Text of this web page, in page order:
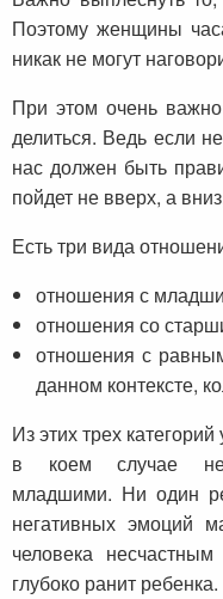
Поэтому женщины
никак не могут
При этом очень
делиться. Ведь если
нас должен быть
пойдет не вверх, а
Есть три вида
отношения с
отношения со
отношения с
данном контексте,
Из этих трех
в коем случае
младшими. Ни один
негативных эмоций
человека
глубоко ранит ребенка.